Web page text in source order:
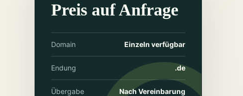
Preis auf Anfrage
Domain Einzeln verfügbar
Endung .de
Übergabe Nach Vereinbarung